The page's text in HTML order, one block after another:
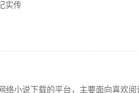
实传
络小说下载的平台，主要面向喜欢